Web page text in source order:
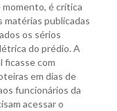
momento, é crítica
matérias publicadas
os sérios
do prédio. A
ficasse com
em dias de
funcionários da
acessar o